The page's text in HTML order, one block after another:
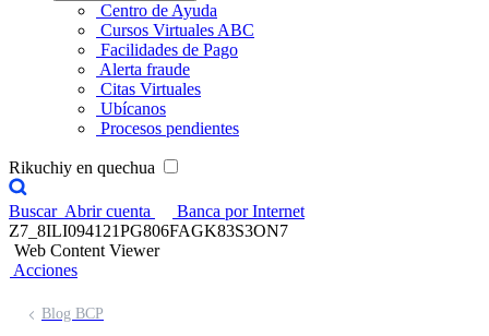
Centro de Ayuda
Cursos Virtuales ABC
Facilidades de Pago
Alerta fraude
Citas Virtuales
Ubícanos
Procesos pendientes
Rikuchiy en quechua
Buscar Abrir cuenta
Banca por Internet
Z7_8ILI094121PG806FAGK83S3ON7
Web Content Viewer
Acciones
Blog BCP